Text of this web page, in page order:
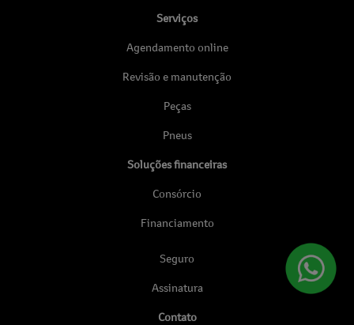
Serviços
Agendamento online
Revisão e manutenção
Peças
Pneus
Soluções financeiras
Consórcio
Financiamento
Seguro
Assinatura
Contato